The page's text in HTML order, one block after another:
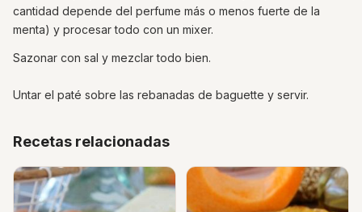
cantidad depende del perfume más o menos fuerte de la
menta) y procesar todo con un mixer.
Sazonar con sal y mezclar todo bien.
Untar el paté sobre las rebanadas de baguette y servir.
Recetas relacionadas